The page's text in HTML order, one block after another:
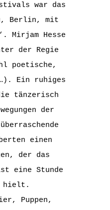
war das
Berlin, mit
Mirjam Hesse
der Regie
poetische,
Ein ruhiges
tänzerisch
der
einen
der das
eine Stunde
hielt.
Puppen,